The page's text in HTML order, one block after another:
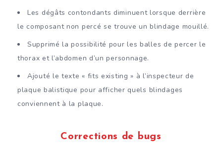
Les dégâts contondants diminuent lorsque derrière
le composant non percé se trouve un blindage mouillé.
Supprimé la possibilité pour les balles de percer le
thorax et l’abdomen d’un personnage.
Ajouté le texte « fits existing » à l’inspecteur de
plaque balistique pour afficher quels blindages
conviennent à la plaque.
Corrections de bugs